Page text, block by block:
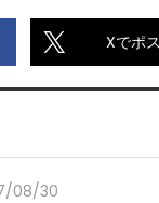
Xでポ
08/30